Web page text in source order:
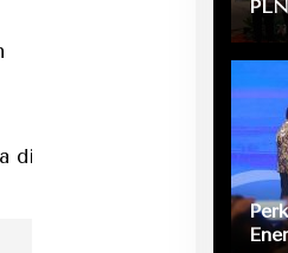
berita...